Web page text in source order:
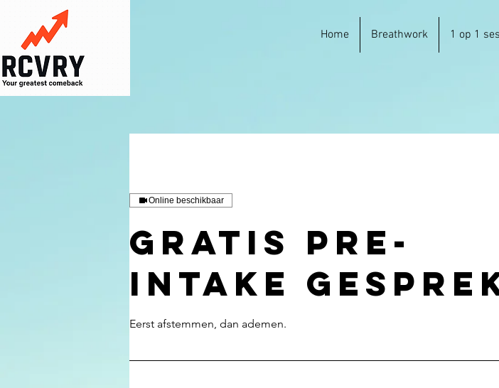
Home Breathwork 1 op 1
Online beschikbaar
Gratis pre-
intake
Eerst afstemmen, dan ademen.